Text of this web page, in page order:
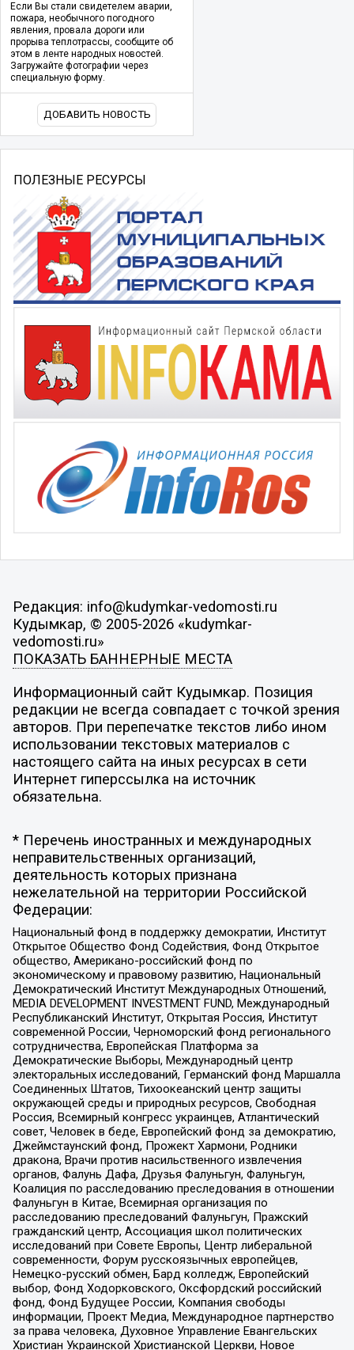
Если Вы стали свидетелем аварии,
пожара, необычного погодного
явления, провала дороги или
прорыва теплотрассы, сообщите об
этом в ленте народных новостей.
Загружайте фотографии через
специальную форму.
ДОБАВИТЬ НОВОСТЬ
ПОЛЕЗНЫЕ РЕСУРСЫ
Редакция: info@kudymkar-vedomosti.ru
Кудымкар, © 2005-2026 «kudymkar-
vedomosti.ru»
ПОКАЗАТЬ БАННЕРНЫЕ МЕСТА
Информационный сайт Кудымкар. Позиция
редакции не всегда совпадает с точкой зрения
авторов. При перепечатке текстов либо ином
использовании текстовых материалов с
настоящего сайта на иных ресурсах в сети
Интернет гиперссылка на источник
обязательна.
* Перечень иностранных и международных
неправительственных организаций,
деятельность которых признана
нежелательной на территории Российской
Федерации:
Национальный фонд в поддержку демократии, Институт
Открытое Общество Фонд Содействия, Фонд Открытое
общество, Американо-российский фонд по
экономическому и правовому развитию, Национальный
Демократический Институт Международных Отношений,
MEDIA DEVELOPMENT INVESTMENT FUND, Международный
Республиканский Институт, Открытая Россия, Институт
современной России, Черноморский фонд регионального
сотрудничества, Европейская Платформа за
Демократические Выборы, Международный центр
электоральных исследований, Германский фонд Маршалла
Соединенных Штатов, Тихоокеанский центр защиты
окружающей среды и природных ресурсов, Свободная
Россия, Всемирный конгресс украинцев, Атлантический
совет, Человек в беде, Европейский фонд за демократию,
Джеймстаунский фонд, Прожект Хармони, Родники
дракона, Врачи против насильственного извлечения
органов, Фалунь Дафа, Друзья Фалуньгун, Фалуньгун,
Коалиция по расследованию преследования в отношении
Фалуньгун в Китае, Всемирная организация по
расследованию преследований Фалуньгун, Пражский
гражданский центр, Ассоциация школ политических
исследований при Совете Европы, Центр либеральной
современности, Форум русскоязычных европейцев,
Немецко-русский обмен, Бард колледж, Европейский
выбор, Фонд Ходорковского, Оксфордский российский
фонд, Фонд Будущее России, Компания свободы
информации, Проект Медиа, Международное партнерство
за права человека, Духовное Управление Евангельских
Христиан Украинской Христианской Церкви, Новое